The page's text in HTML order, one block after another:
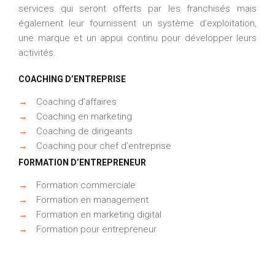
services qui seront offerts par les franchisés mais
également leur fournissent un système d’exploitation,
une marque et un appui continu pour développer leurs
activités.
COACHING D’ENTREPRISE
→
Coaching d’affaires
→
Coaching en marketing
→
Coaching de dirigeants
→
Coaching pour chef d’entreprise
FORMATION D’ENTREPRENEUR
→
Formation commerciale
→
Formation en management
→
Formation en marketing digital
→
Formation pour entrepreneur